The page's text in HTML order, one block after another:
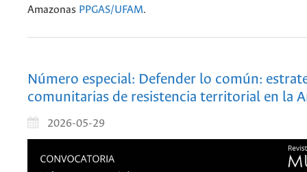
Amazonas PPGAS/UFAM.
Número especial: Defender lo común:
comunitarias de resistencia territorial en la
2026-05-29